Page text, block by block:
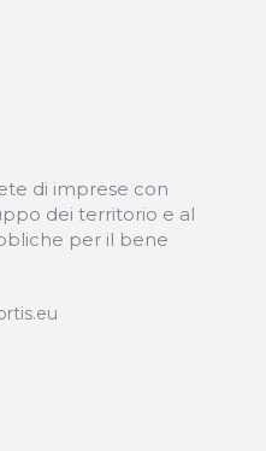
di imprese con
dei territorio e al
per il bene